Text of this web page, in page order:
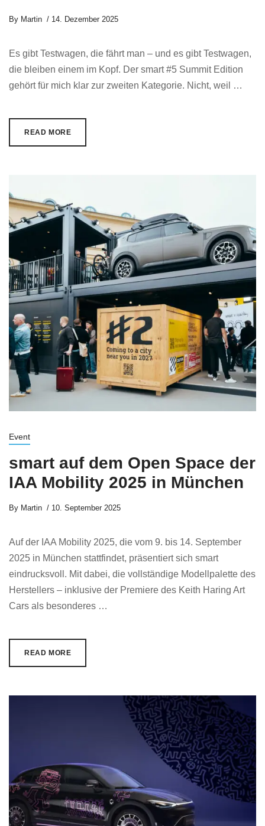
By Martin 14. Dezember 2025
Es gibt Testwagen, die fährt man – und es gibt Testwagen,
die bleiben einem im Kopf. Der smart #5 Summit Edition
gehört für mich klar zur zweiten Kategorie. Nicht, weil …
READ MORE
Event
smart auf dem Open Space der
IAA Mobility 2025 in München
By Martin 10. September 2025
Auf der IAA Mobility 2025, die vom 9. bis 14. September
2025 in München stattfindet, präsentiert sich smart
eindrucksvoll. Mit dabei, die vollständige Modellpalette des
Herstellers – inklusive der Premiere des Keith Haring Art
Cars als besonderes …
READ MORE